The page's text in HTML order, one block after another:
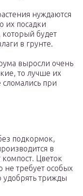
нуждаются
их посадки
будет
в грунте.
выросли очень
то лучше их
сломались при
подкормок,
в
Цветок
требует особых
удобрять трижды